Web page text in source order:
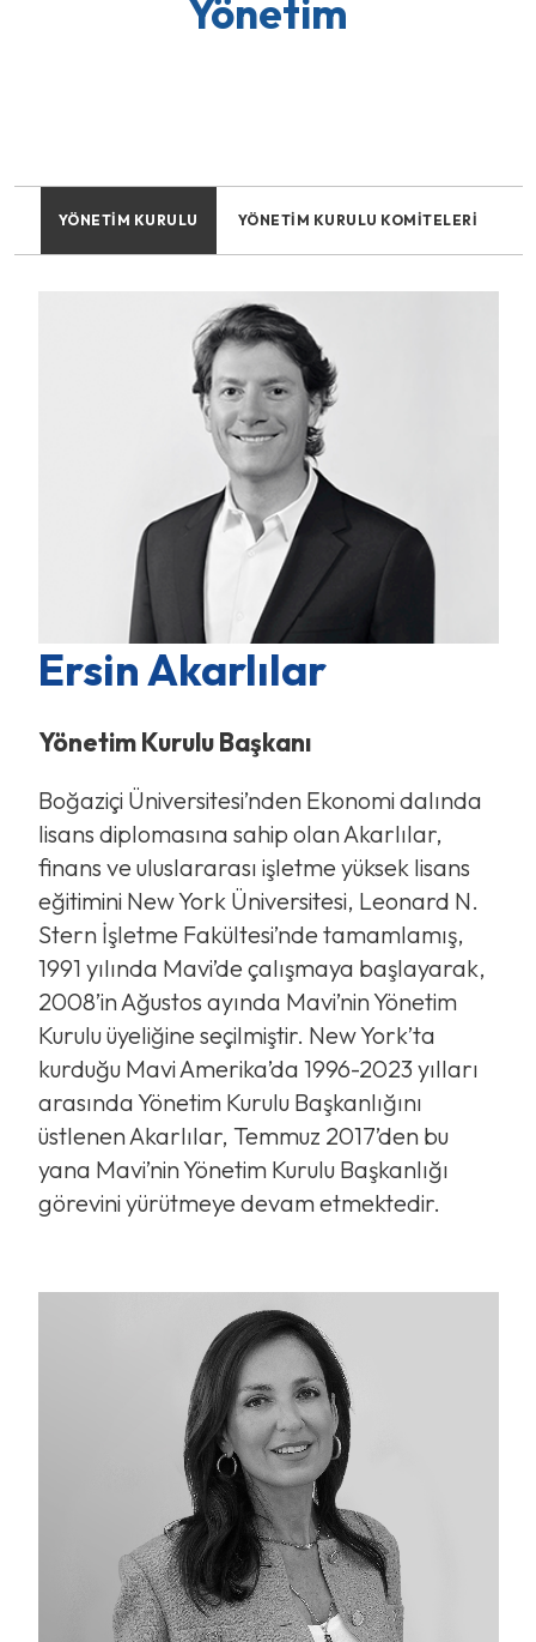
Yönetim
YÖNETIM KURULU YÖNETIM KURULU KOMITELERI
Ersin Akarlılar
Yönetim Kurulu Başkanı
Boğaziçi Üniversitesi’nden Ekonomi dalında
lisans diplomasına sahip olan Akarlılar,
finans ve uluslararası işletme yüksek lisans
eğitimini New York Üniversitesi, Leonard N.
Stern İşletme Fakültesi’nde tamamlamış,
1991 yılında Mavi’de çalışmaya başlayarak,
2008’in Ağustos ayında Mavi’nin Yönetim
Kurulu üyeliğine seçilmiştir. New York’ta
kurduğu Mavi Amerika’da 1996-2023 yılları
arasında Yönetim Kurulu Başkanlığını
üstlenen Akarlılar, Temmuz 2017’den bu
yana Mavi’nin Yönetim Kurulu Başkanlığı
görevini yürütmeye devam etmektedir.